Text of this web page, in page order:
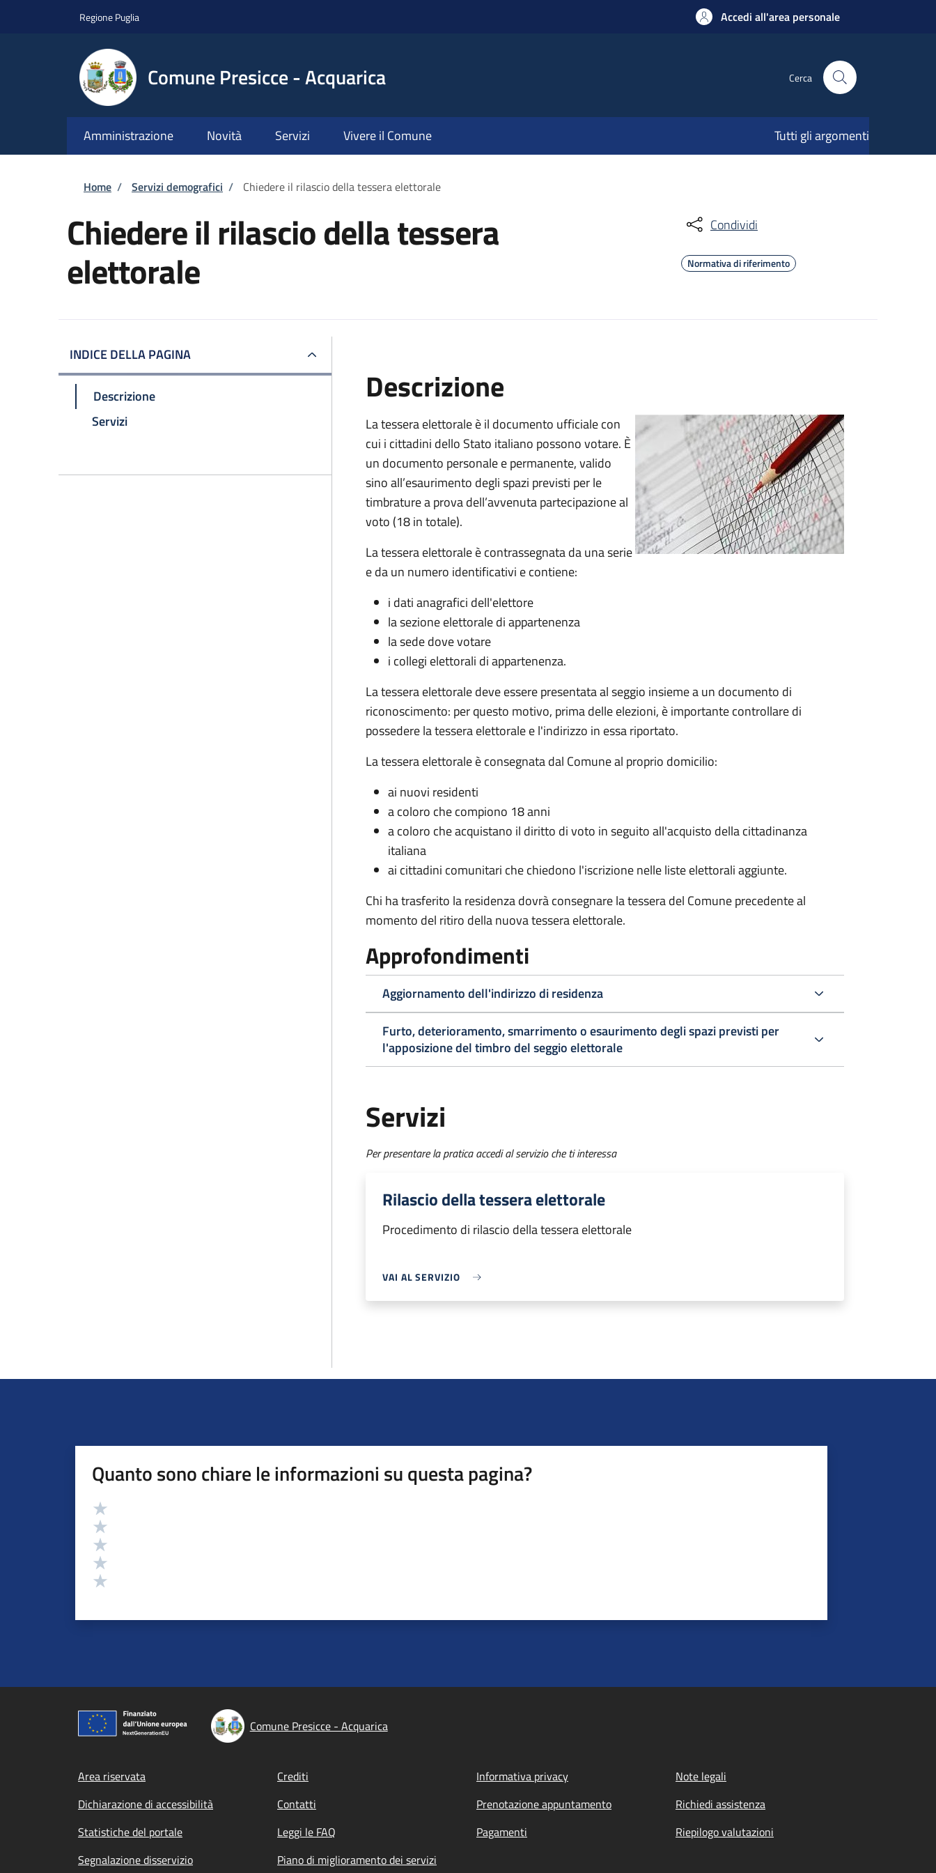
Regione Puglia Accedi all'area personale
Comune Presicce - Acquarica Cerca
Amministrazione Novità Servizi Vivere il Comune Tutti gli argomenti
Briciole di pane
Home / Servizi demografici / Chiedere il rilascio della tessera elettorale
Chiedere il rilascio della tessera
elettorale
Condividi
Normativa di riferimento
INDICE DELLA PAGINA
Descrizione
Servizi
Descrizione
La tessera elettorale è il documento ufficiale con
cui i cittadini dello Stato italiano possono votare. È
un documento personale e permanente, valido
sino all’esaurimento degli spazi previsti per le
timbrature a prova dell’avvenuta partecipazione al
voto (18 in totale).
La tessera elettorale è contrassegnata da una serie
e da un numero identificativi e contiene:
i dati anagrafici dell'elettore
la sezione elettorale di appartenenza
la sede dove votare
i collegi elettorali di appartenenza.
La tessera elettorale deve essere presentata al seggio insieme a un documento di
riconoscimento: per questo motivo, prima delle elezioni, è importante controllare di
possedere la tessera elettorale e l'indirizzo in essa riportato.
La tessera elettorale è consegnata dal Comune al proprio domicilio:
ai nuovi residenti
a coloro che compiono 18 anni
a coloro che acquistano il diritto di voto in seguito all'acquisto della cittadinanza
italiana
ai cittadini comunitari che chiedono l'iscrizione nelle liste elettorali aggiunte.
Chi ha trasferito la residenza dovrà consegnare la tessera del Comune precedente al
momento del ritiro della nuova tessera elettorale.
Approfondimenti
Aggiornamento dell'indirizzo di residenza
Furto, deterioramento, smarrimento o esaurimento degli spazi previsti per
l'apposizione del timbro del seggio elettorale
Servizi
Per presentare la pratica accedi al servizio che ti interessa
Rilascio della tessera elettorale
Procedimento di rilascio della tessera elettorale
VAI AL SERVIZIO
Quanto sono chiare le informazioni su questa pagina?
Valutazione
Comune Presicce - Acquarica
Footer menu
Area riservata Crediti Informativa privacy
Note legali
Dichiarazione di accessibilità
Contatti Prenotazione appuntamento
Richiedi assistenza
Statistiche del portale
Leggi le FAQ Pagamenti
Riepilogo valutazioni
Segnalazione disservizio
Piano di miglioramento dei servizi